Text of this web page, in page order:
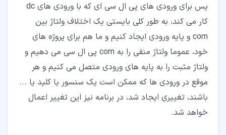
پس برای ورودی های پی ال سی ای که با ورودی های dc
کار می کند، به طور کلی بایستی یک اختلاف ولتاژ بین
com و پایه ورودی ایجاد کنیم و ما هم برای پروژه های
خود، عموما ولتاژ منفی را به com پی ال سی می دهیم و
ولتاژ مثبت را به پایه های ورودی متصل می کنیم و هر
موقع در ورودی ها که ممکن است یک سنسور یا کلید یا ...
باشند، تغییری ایجاد شد، در برنامه نیز این تغییر اعمال
خواهد شد.